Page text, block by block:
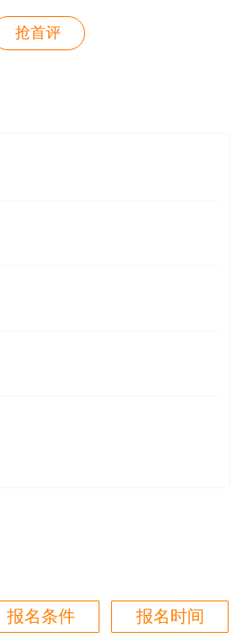
职业技能等级的高技能人才可
技术、艺术、体育、技工院校
级后从事技术技能工作满2年
任相应系列初级职称；取得技
应系列中级职称；取得高级
技能等级后从事技术技能工作
相应系列副高级职称；取得
从事技术技能工作满5年的，
高级职称。
验技术、艺术、体育、技工院
以上职称的专业技术人才，符
业（工种）的职业技能评价。
相应技能工作满4年，可申
；取得本专业副高级职称满1
后从事相应技能工作满4年，
抢首评
库、资料还多
报名条件 报名时间